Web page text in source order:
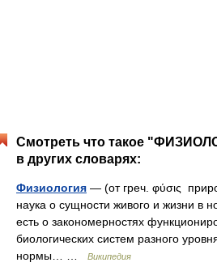
Смотреть что такое
в других словарях:
Физиология — (от греч. φύσις
наука о сущности живого и жизни в
есть о закономерностях
биологических систем разного
нормы… …
Википедия